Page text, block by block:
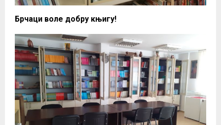
Брчаци воле добру књигу!